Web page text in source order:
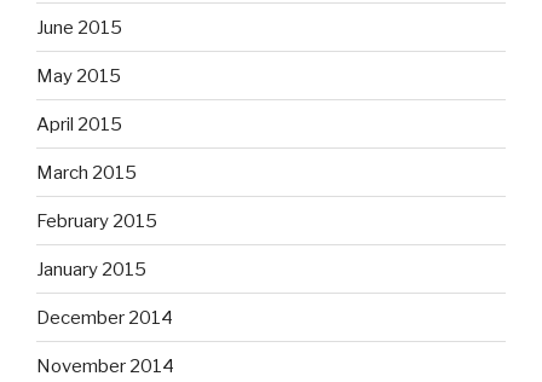
June 2015
May 2015
April 2015
March 2015
February 2015
January 2015
December 2014
November 2014